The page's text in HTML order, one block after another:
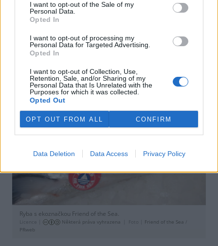
I want to opt-out of the Sale of my
Personal Data.
Opted In
I want to opt-out of processing my
Personal Data for Targeted Advertising.
Opted In
I want to opt-out of Collection, Use,
Retention, Sale, and/or Sharing of my
Personal Data that Is Unrelated with the
Purposes for which it was collected.
Opted Out
OPT OUT FROM ALL CONFIRM
Data Deletion Data Access Privacy Policy
Do jaké míry změní kritika pozici MSC na trhu a jak se má
ke sporným certifikacím postavit zákazník si však Jaroslav
dostat potřebné objektivní informace a sama se
rozhodnout. Richard Page z organizace Greenpeace
nicméně proGuardian
Ryba s ekoznačkou Friend of the Sea.
Licence | Některá práva vyhrazena Foto | Friend of the Sea
PRweb